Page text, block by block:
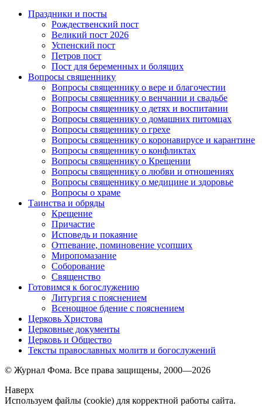
Праздники и посты
Рождественский пост
Великий пост 2026
Успенский пост
Петров пост
Пост для беременных и болящих
Вопросы священнику
Вопросы священнику о вере и благочестии
Вопросы священнику о венчании и свадьбе
Вопросы священнику о детях и воспитании
Вопросы священнику о домашних питомцах
Вопросы священнику о грехе
Вопросы священнику о коронавирусе и карантине
Вопросы священнику о конфликтах
Вопросы священнику о Крещении
Вопросы священнику о любви и отношениях
Вопросы священнику о медицине и здоровье
Вопросы о храме
Таинства и обряды
Крещение
Причастие
Исповедь и покаяние
Отпевание, поминовение усопших
Миропомазание
Соборование
Священство
Готовимся к богослужению
Литургия с пояснением
Всенощное бдение с пояснением
Церковь Христова
Церковные документы
Церковь и Общество
Тексты православных молитв и богослужений
© Журнал Фома. Все права защищены, 2000—2026
Наверх
Используем файлы (cookie) для корректной работы сайта.